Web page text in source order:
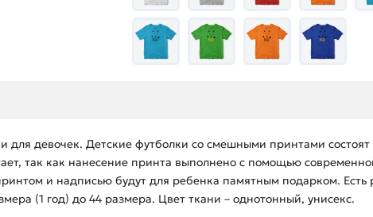
для девочек. Детские футболки со смешными принтами
так как нанесение принта выполнено с помощью
и надписью будут для ребенка памятным подарком.
(1 год) до 44 размера. Цвет ткани – однотонный, унисекс.